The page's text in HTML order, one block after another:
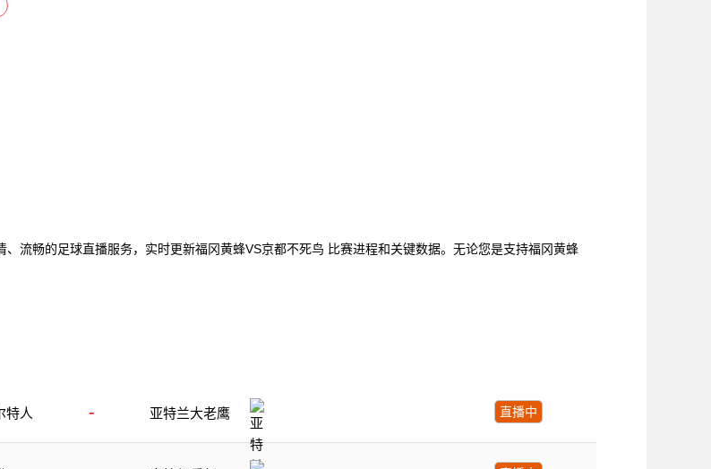
流畅的足球直播服务，实时更新福冈黄蜂VS京都不死鸟 比赛进程和关键数据。无论您是支持福冈黄蜂
特人 - 亚特兰大老鹰 直播中